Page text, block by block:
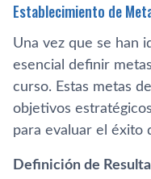
Establecimiento de
Una vez que se han
esencial definir
curso. Estas metas
objetivos
para evaluar el éxito
Definición de